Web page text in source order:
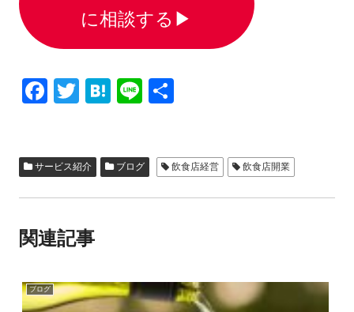
に相談する▶
F
e
b
o
T
er
H
n
a
Li
サービス紹介 ブログ 飲食店経営 飲食店開業
関連記事
ブログ